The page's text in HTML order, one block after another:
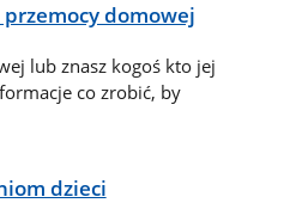
przemocy domowej
lub znasz kogoś kto jej
co zrobić, by
dzieci